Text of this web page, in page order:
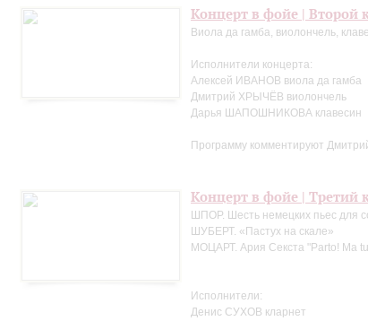
Концерт в фойе | Второй
Виола да гамба, виолончель,
Исполнители концерта:
Алексей ИВАНОВ виола да гамба
Дмитрий ХРЫЧЁВ виолончель
Дарья ШАПОШНИКОВА клавесин
Программу комментируют
Концерт в фойе | Третий
ШПОР. Шесть немецких пьес для
ШУБЕРТ. «Пастух на скале»
МОЦАРТ. Ария Секста "Parto! Ma
Исполнители:
Денис СУХОВ кларнет